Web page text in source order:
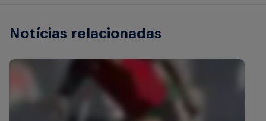
Notícias relacionadas